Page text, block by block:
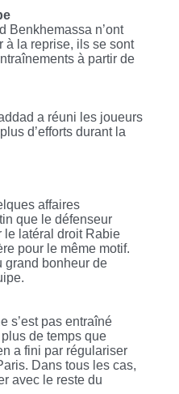
Benkhemassa n’ont
à la reprise, ils se sont
à partir de
a réuni les joueurs
d’efforts durant la
affaires
que le défenseur
le latéral droit Rabie
pour le même motif.
grand bonheur de
s’est pas entraîné
de temps que
a fini par régulariser
Dans tous les cas,
avec le reste du